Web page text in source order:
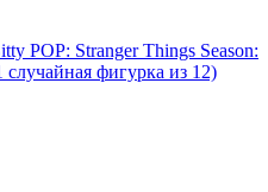
POP: Stranger Things Season:
фигурка из 12)